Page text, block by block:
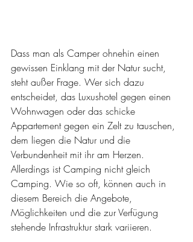
Dass man als Camper ohnehin einen
gewissen Einklang mit der Natur sucht,
steht außer Frage. Wer sich dazu
entscheidet, das Luxushotel gegen einen
Wohnwagen oder das schicke
Appartement gegen ein Zelt zu tauschen,
dem liegen die Natur und die
Verbundenheit mit ihr am Herzen.
Allerdings ist Camping nicht gleich
Camping. Wie so oft, können auch in
diesem Bereich die Angebote,
Möglichkeiten und die zur Verfügung
stehende Infrastruktur stark variieren.